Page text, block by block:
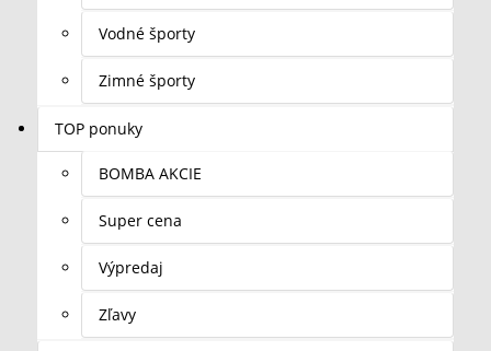
Vodné športy
Zimné športy
TOP ponuky
BOMBA AKCIE
Super cena
Výpredaj
Zľavy